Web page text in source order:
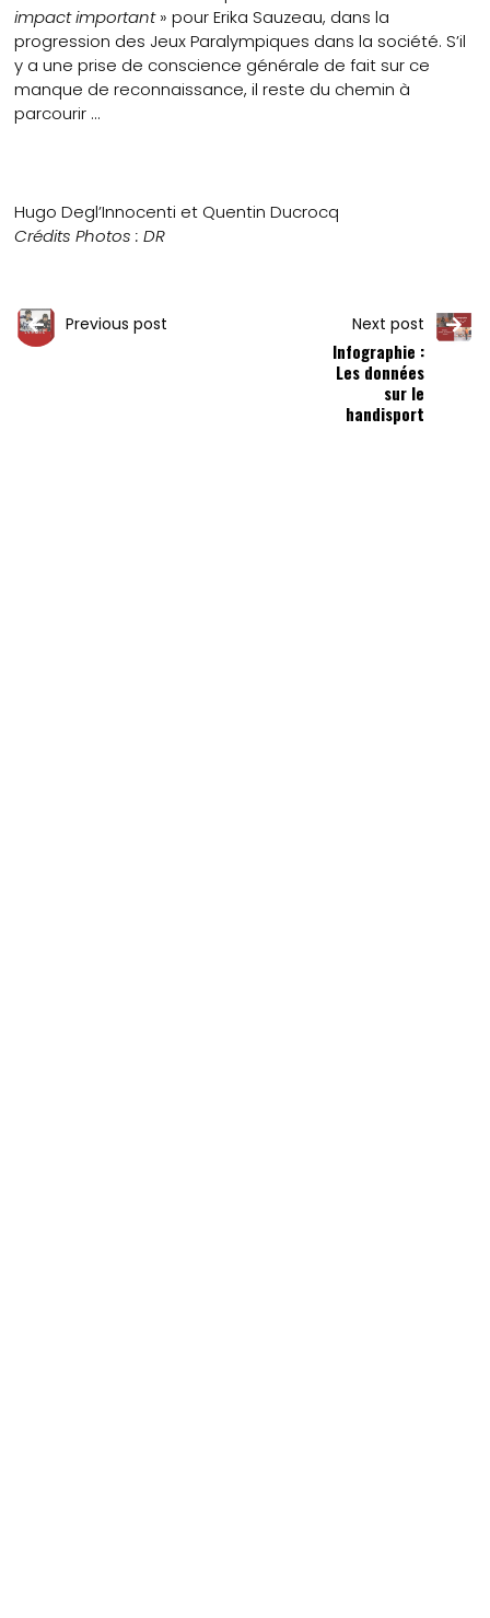
impact important» pour Erika Sauzeau, dans la
progression des Jeux Paralympiques dans la société. S’il
y a une prise de conscience générale de fait sur ce
manque de reconnaissance, il reste du chemin à
parcourir …
Hugo Degl’Innocenti et Quentin Ducrocq
Crédits Photos : DR
Previous post Next post
Infographie :
Les données
sur le
handisport